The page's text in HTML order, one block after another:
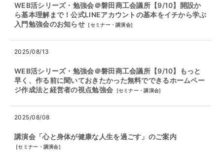
WEB活シリーズ・勉強会＠磐田商工会議所【9/10】開設か
ら基本理解まで！公式LINEアカウントの基本をイチから学ぶ
入門勉強会のお知らせ [セミナー・講演会]
2025/08/13
WEB活シリーズ・勉強会＠磐田商工会議所【9/10】もっと
早く、作る前に聞いておきたかった無料でできるホームペー
ジ作成法と経営者の視点勉強会
[セミナー・講演会]
2025/08/08
講演会「心と身体が健康な人生を過ごす」のご案内
[セミナー・講演会]